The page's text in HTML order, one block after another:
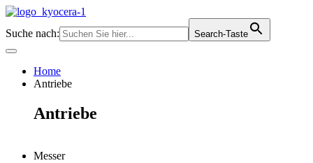
Zum
springen
Suche nach: Search-Taste
Home
Antriebe
Antriebe
Messer